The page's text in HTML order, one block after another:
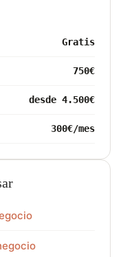
Gratis
750€
desde 4.500€
300€/mes